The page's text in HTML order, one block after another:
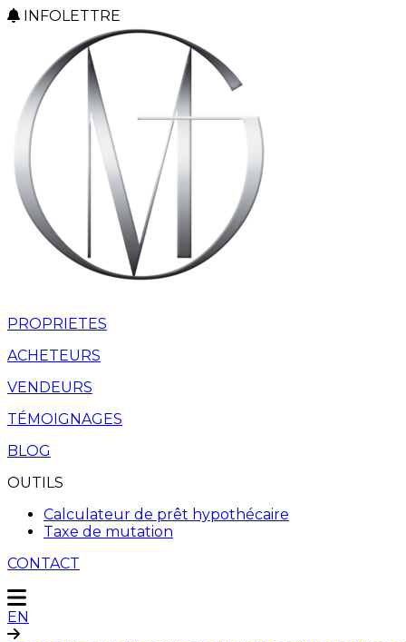
INFOLETTRE
PROPRIETES
ACHETEURS
VENDEURS
TÉMOIGNAGES
BLOG
OUTILS
Calculateur de prêt hypothécaire
Taxe de mutation
CONTACT
EN